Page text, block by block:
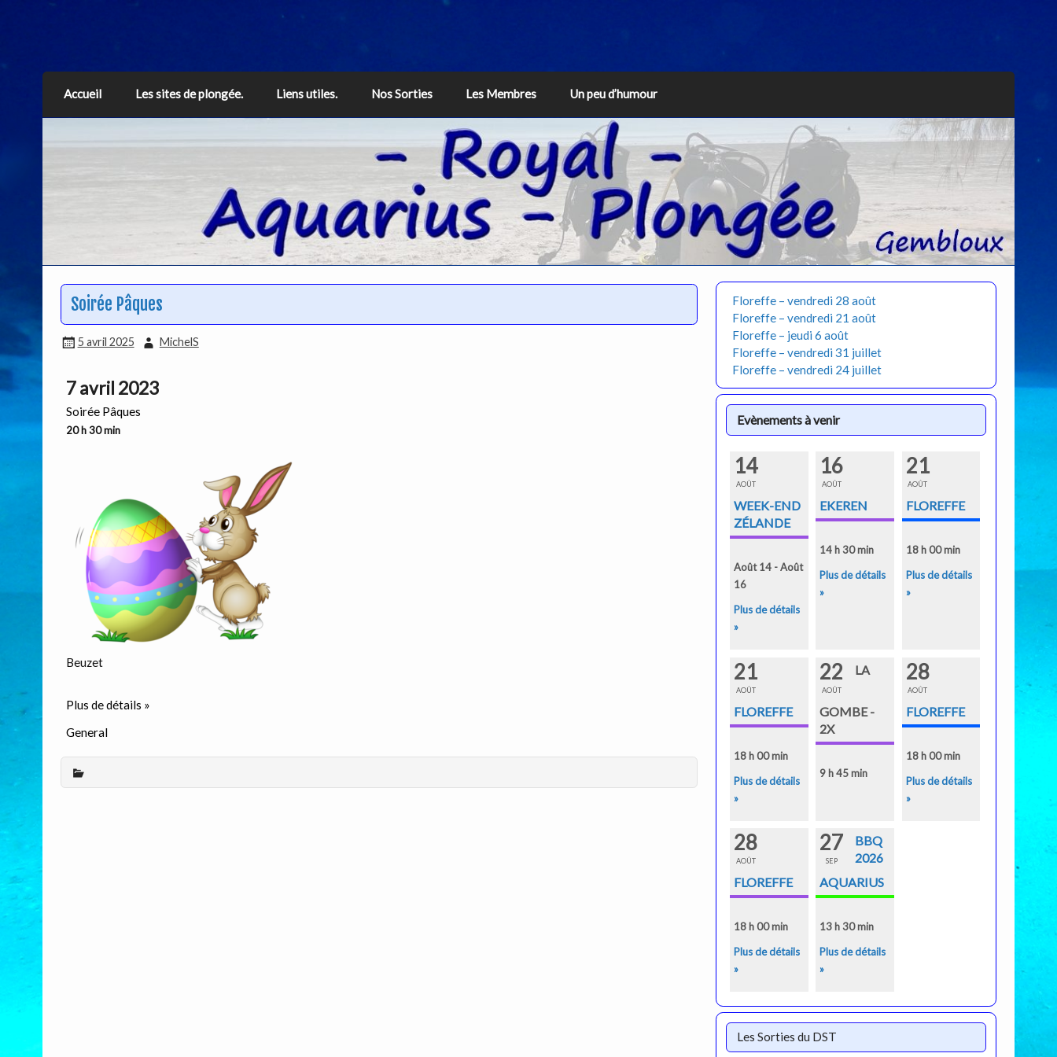
Aquarius
Accueil Les sites de plongée. Liens utiles. Nos Sorties Les Membres Un peu d’humour
Soirée Pâques
5 avril 2025 MichelS
7 avril 2023
Soirée Pâques
20 h 30 min
Beuzet
Plus de détails »
General
Floreffe – vendredi 28 août
Floreffe – vendredi 21 août
Floreffe – jeudi 6 août
Floreffe – vendredi 31 juillet
Floreffe – vendredi 24 juillet
Evènements à venir
14
AOÛT
WEEK-END
ZÉLANDE
Août 14 - Août
16
Plus de détails
»
16
AOÛT
EKEREN
14 h 30 min
Plus de détails
»
21
AOÛT
FLOREFFE
18 h 00 min
Plus de détails
»
21
AOÛT
FLOREFFE
18 h 00 min
Plus de détails
»
22
AOÛT
LA
GOMBE -
2X
9 h 45 min
28
AOÛT
FLOREFFE
18 h 00 min
Plus de détails
»
28
AOÛT
FLOREFFE
18 h 00 min
Plus de détails
»
27
SEP
BBQ
2026
AQUARIUS
13 h 30 min
Plus de détails
»
Les Sorties du DST